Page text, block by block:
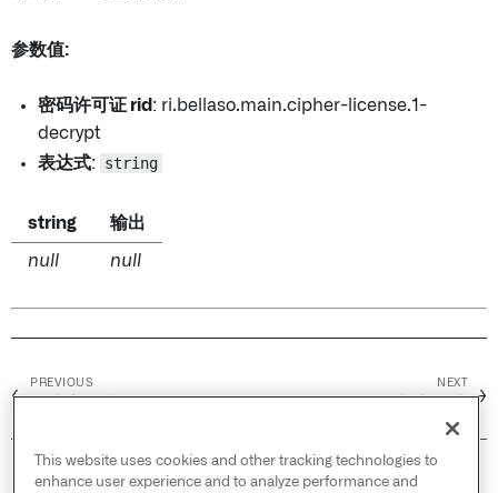
参数值:
密码许可证 rid : ri.bellaso.main.cipher-license.1-
decrypt
表达式: string
string 输出
null null
←
PREVIOUS NEXT
→
© 2026 Palantir Technologies Inc. All rights
This website uses cookies and other tracking technologies to
enhance user experience and to analyze performance and